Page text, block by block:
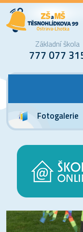
Základní škola
777 077
Fotogalerie